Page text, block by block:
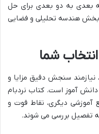
بعدی به دو بعدی برای حل
بخش هندسه تحلیلی و فضایی
شما
سنجش دقیق مزایا و
آموز است. کتاب نردبام
منبع آموزشی دیگری، نقاط قوت و
تفصیل بررسی می شوند.